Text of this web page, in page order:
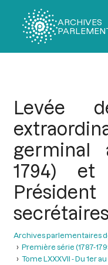
ARCHIVES
Levée
germinal
1794) et
secrétaires
Archives parlementaires
Première série (1787-
Tome LXXXVII - Du 1er